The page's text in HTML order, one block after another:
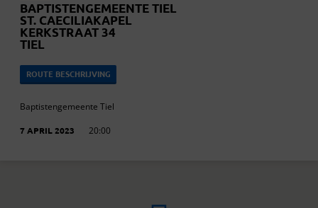
BAPTISTENGEMEENTE TIEL
ST. CAECILIAKAPEL
KERKSTRAAT 34
TIEL
ROUTE BESCHRIJVING
Baptistengemeente Tiel
7 APRIL 2023 20:00